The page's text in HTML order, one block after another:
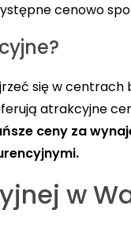
cenowo
się w centrach
atrakcyjne
ceny za
w